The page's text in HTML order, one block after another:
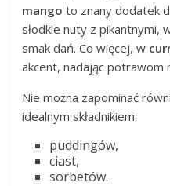
mango to znany dodatek
słodkie nuty z pikantnymi,
smak dań. Co więcej, w
akcent, nadając potrawom
Nie można zapominać
idealnym składnikiem:
puddingów,
ciast,
sorbetów.